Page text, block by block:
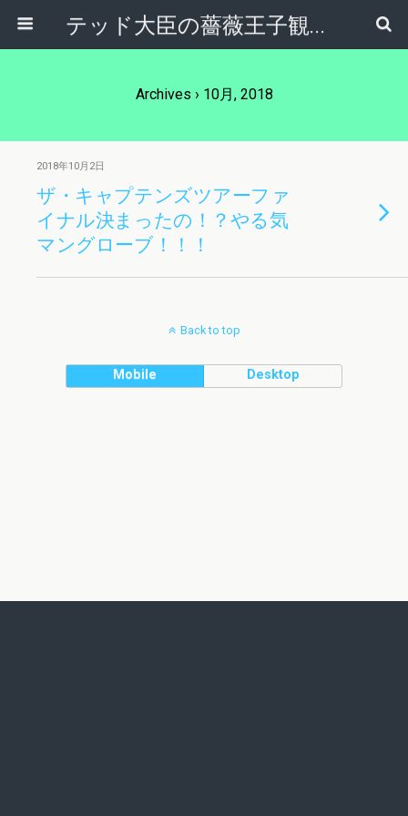
テッド大臣の薔薇王子観察日記
Archives › 10月, 2018
2018年10月2日
ザ・キャプテンズツアーファ
イナル決まったの！？やる気
マングローブ！！！
Back to top
Mobile Desktop